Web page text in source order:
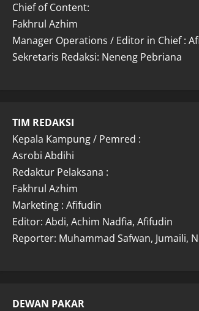
Chief of Content:
Fakhrul Azhim
Manager Operations / Editor in Chief :
Sekretaris Redaksi: Neneng Pebriana
TIM REDAKSI
Kepala Kampung / Pemred :
Asrobi Abdihi
Redaktur Pelaksana :
Fakhrul Azhim
Marketing : Afifudin
Editor: Abdi, Achim Nadfia, Afifudin
Reporter: Muhammad Safwan, Jumaili,
DEWAN PAKAR